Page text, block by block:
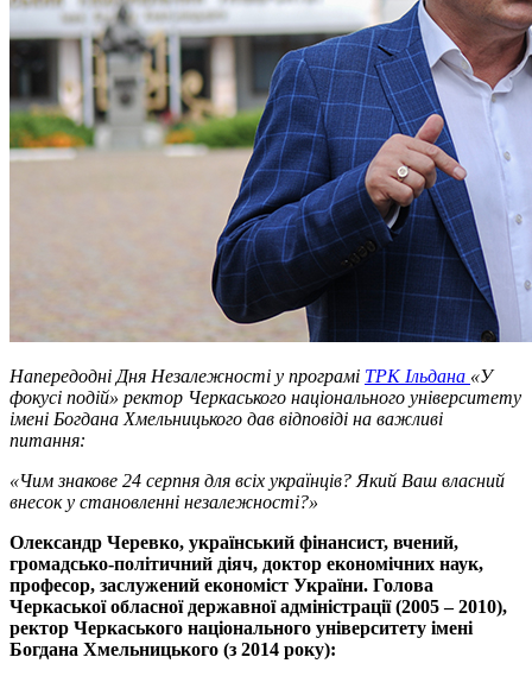
Напередодні Дня Незалежності у програмі ТРК Ільдана «У
фокусі подій» ректор Черкаського національного університету
імені Богдана Хмельницького дав відповіді на важливі
питання:
«Чим знакове 24 серпня для всіх українців? Який Ваш власний
внесок у становленні незалежності?»
Олександр Черевко, український фінансист, вчений,
громадсько-політичний діяч, доктор економічних наук,
професор, заслужений економіст України. Голова
Черкаської обласної державної адміністрації (2005 – 2010),
ректор Черкаського національного університету імені
Богдана Хмельницького (з 2014 року):